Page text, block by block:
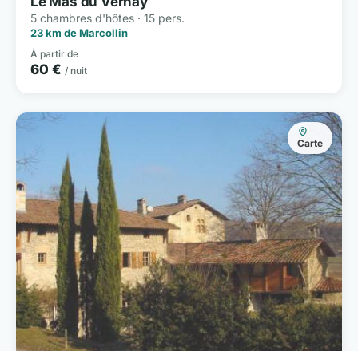
5 chambres d'hôtes · 15 pers.
23 km de Marcollin
À partir de
60 € / nuit
Carte